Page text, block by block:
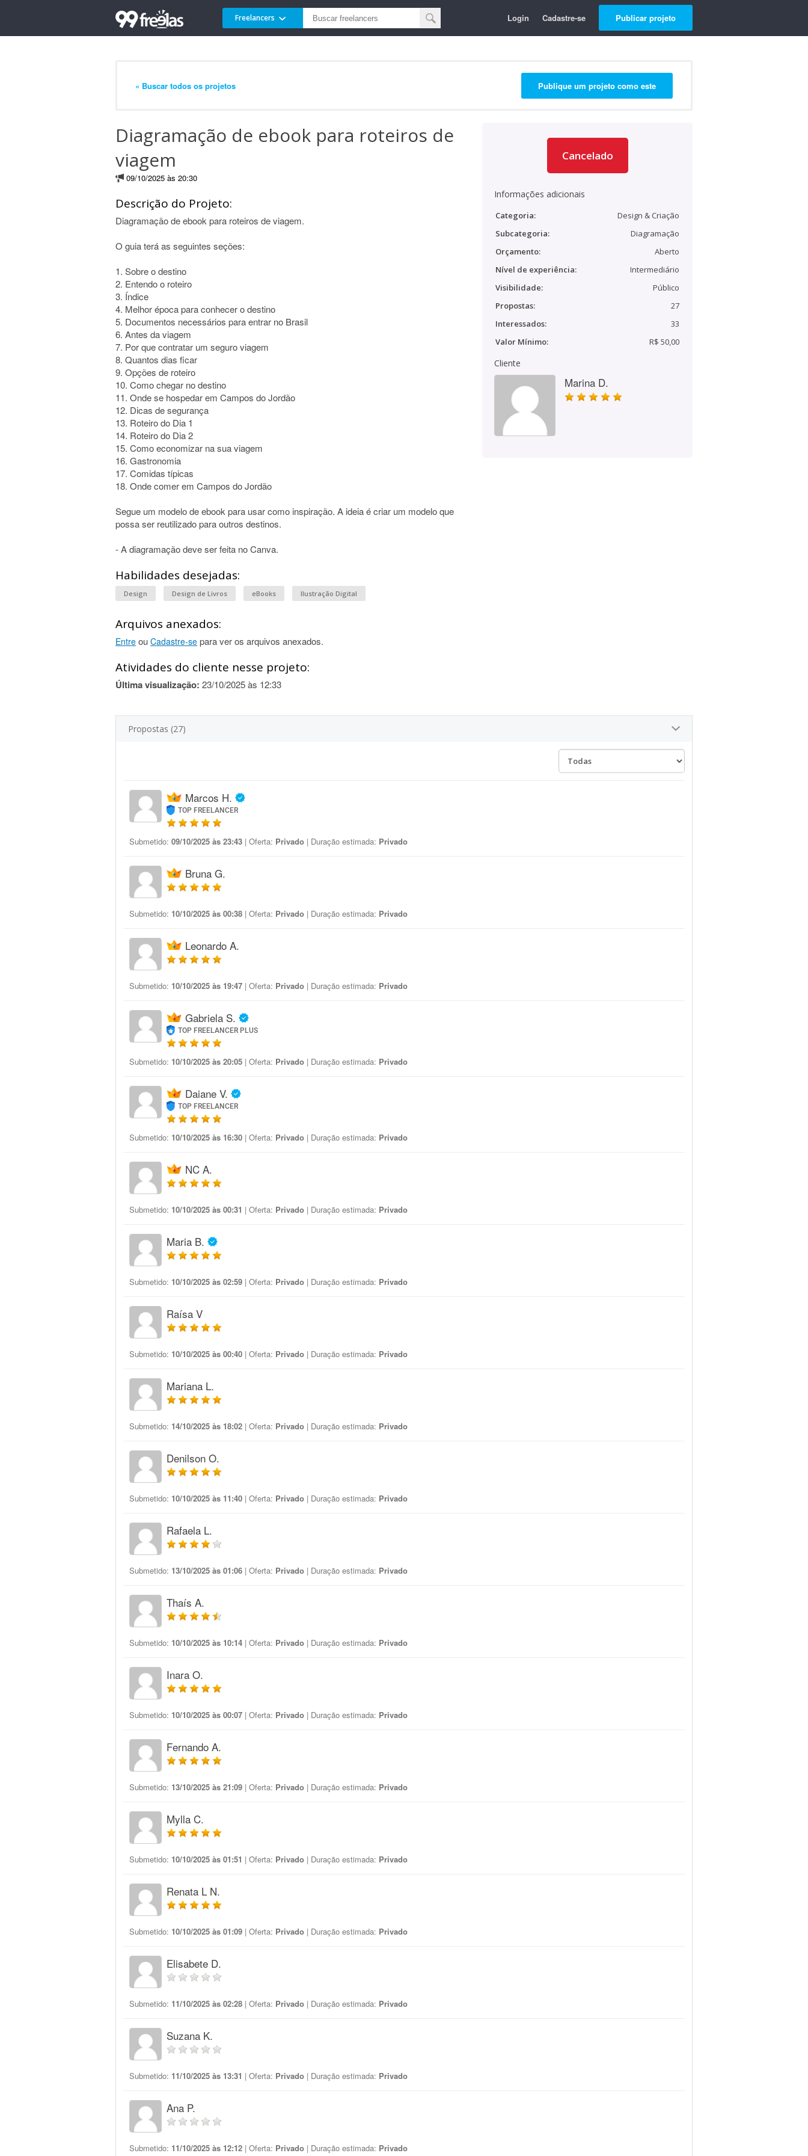
Freelancers Login Cadastre-se Publicar projeto
« Buscar todos os projetos Publique um projeto como este
Diagramação de ebook para roteiros de
viagem
09/10/2025 às 20:30
Descrição do Projeto:
Diagramação de ebook para roteiros de viagem.
O guia terá as seguintes seções:
1. Sobre o destino
2. Entendo o roteiro
3. Índice
4. Melhor época para conhecer o destino
5. Documentos necessários para entrar no Brasil
6. Antes da viagem
7. Por que contratar um seguro viagem
8. Quantos dias ficar
9. Opções de roteiro
10. Como chegar no destino
11. Onde se hospedar em Campos do Jordão
12. Dicas de segurança
13. Roteiro do Dia 1
14. Roteiro do Dia 2
15. Como economizar na sua viagem
16. Gastronomia
17. Comidas típicas
18. Onde comer em Campos do Jordão
Segue um modelo de ebook para usar como inspiração. A ideia é criar um modelo que
possa ser reutilizado para outros destinos.
- A diagramação deve ser feita no Canva.
Habilidades desejadas:
Design Design de Livros eBooks Ilustração Digital
Arquivos anexados:
Entre ou Cadastre-se para ver os arquivos anexados.
Atividades do cliente nesse projeto:
Última visualização: 23/10/2025 às 12:33
Cancelado
Informações adicionais
Categoria:
Design & Criação
Subcategoria:
Diagramação
Orçamento:
Aberto
Nível de experiência:
Intermediário
Visibilidade:
Público
Propostas:
27
Interessados:
33
Valor Mínimo:
R$ 50,00
Cliente
Marina D.
Propostas (27)
Marcos H.
TOP FREELANCER
Submetido: 09/10/2025 às 23:43 | Oferta: Privado | Duração estimada: Privado
Bruna G.
Submetido: 10/10/2025 às 00:38 | Oferta: Privado | Duração estimada: Privado
Leonardo A.
Submetido: 10/10/2025 às 19:47 | Oferta: Privado | Duração estimada: Privado
Gabriela S.
TOP FREELANCER PLUS
Submetido: 10/10/2025 às 20:05 | Oferta: Privado | Duração estimada: Privado
Daiane V.
TOP FREELANCER
Submetido: 10/10/2025 às 16:30 | Oferta: Privado | Duração estimada: Privado
NC A.
Submetido: 10/10/2025 às 00:31 | Oferta: Privado | Duração estimada: Privado
Maria B.
Submetido: 10/10/2025 às 02:59 | Oferta: Privado | Duração estimada: Privado
Raísa V
Submetido: 10/10/2025 às 00:40 | Oferta: Privado | Duração estimada: Privado
Mariana L.
Submetido: 14/10/2025 às 18:02 | Oferta: Privado | Duração estimada: Privado
Denilson O.
Submetido: 10/10/2025 às 11:40 | Oferta: Privado | Duração estimada: Privado
Rafaela L.
Submetido: 13/10/2025 às 01:06 | Oferta: Privado | Duração estimada: Privado
Thaís A.
Submetido: 10/10/2025 às 10:14 | Oferta: Privado | Duração estimada: Privado
Inara O.
Submetido: 10/10/2025 às 00:07 | Oferta: Privado | Duração estimada: Privado
Fernando A.
Submetido: 13/10/2025 às 21:09 | Oferta: Privado | Duração estimada: Privado
Mylla C.
Submetido: 10/10/2025 às 01:51 | Oferta: Privado | Duração estimada: Privado
Renata L N.
Submetido: 10/10/2025 às 01:09 | Oferta: Privado | Duração estimada: Privado
Elisabete D.
Submetido: 11/10/2025 às 02:28 | Oferta: Privado | Duração estimada: Privado
Suzana K.
Submetido: 11/10/2025 às 13:31 | Oferta: Privado | Duração estimada: Privado
Ana P.
Submetido: 11/10/2025 às 12:12 | Oferta: Privado | Duração estimada: Privado